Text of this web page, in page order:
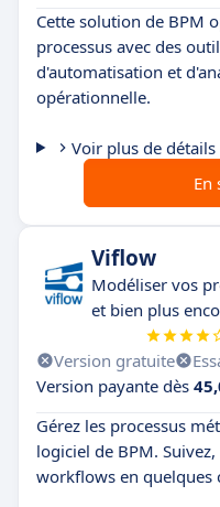
Cette solution de BPM
processus avec des
d'automatisation et
opérationnelle.
Voir plus de détails
En
Viflow
Modéliser vos
et bien plus
Version gratuite
Version payante dès
Gérez les processus
logiciel de BPM.
workflows en quelques